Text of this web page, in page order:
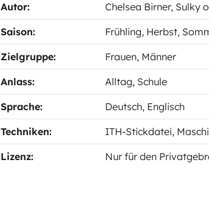
Autor: Chelsea Birner, Sulky
Saison: Frühling, Herbst,
Zielgruppe: Frauen, Männer
Anlass: Alltag, Schule
Sprache: Deutsch, Englisch
Techniken: ITH-Stickdatei,
Lizenz: Nur für den